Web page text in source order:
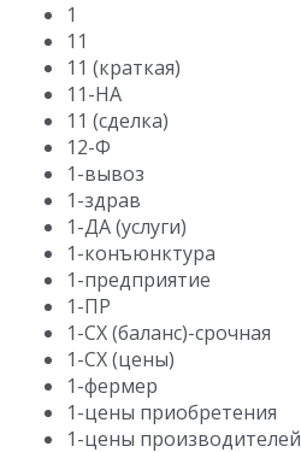
1
11
11 (краткая)
11-НА
11 (сделка)
12-Ф
1-вывоз
1-здрав
1-ДА (услуги)
1-конъюнктура
1-предприятие
1-ПР
1-СХ (баланс)-срочная
1-СХ (цены)
1-фермер
1-цены приобретения
1-цены производителей